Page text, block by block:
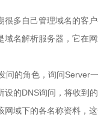
多自己管理域名的客
名解析服务器，它在
问的角色，询问
的DNS询问，将收到
域下的各名称资料，